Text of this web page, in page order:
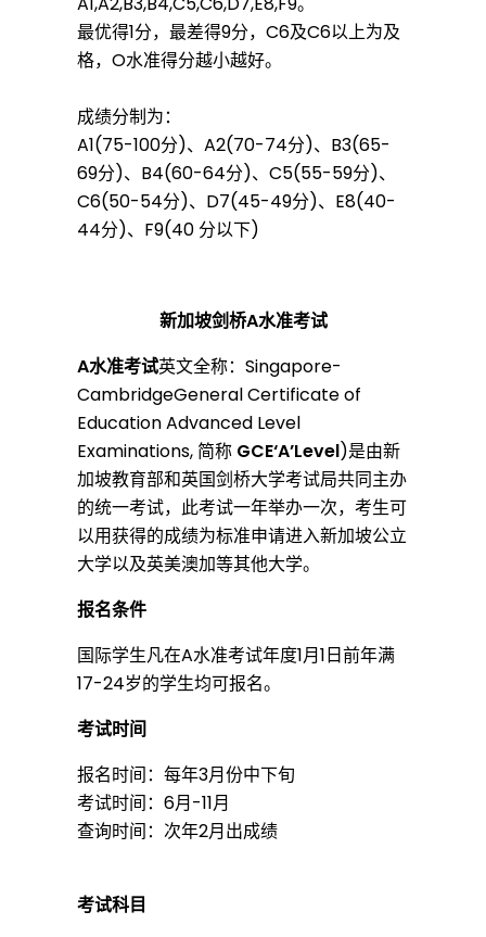
最优得1分，最差得9分，C6及C6以上为及
格，O水准得分越小越好。
成绩分制为：
A1(75-100分)、A2(70-74分)、B3(65-
69分)、B4(60-64分)、C5(55-59分)、
C6(50-54分)、D7(45-49分)、E8(40-
44分)、F9(40 分以下)
新加坡剑桥A水准考试
A水准考试英文全称：Singapore-
CambridgeGeneral Certificate of
Education Advanced Level
Examinations, 简称 GCE‘A’Level)是由新
加坡教育部和英国剑桥大学考试局共同主办
的统一考试，此考试一年举办一次，考生可
以用获得的成绩为标准申请进入新加坡公立
大学以及英美澳加等其他大学。
报名条件
国际学生凡在A水准考试年度1月1日前年满
17-24岁的学生均可报名。
考试时间
报名时间：每年3月份中下旬
考试时间：6月-11月
查询时间：次年2月出成绩
考试科目